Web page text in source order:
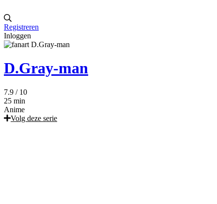
Registreren
Inloggen
D.Gray-man
7.9 / 10
25 min
Anime
Volg deze serie